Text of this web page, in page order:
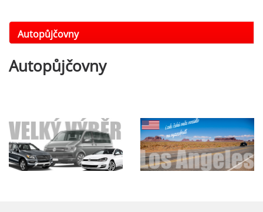
Autopůjčovny
Autopůjčovny